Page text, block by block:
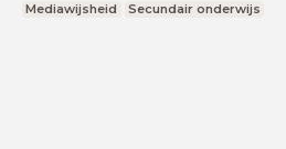
Mediawijsheid Secundair onderwijs